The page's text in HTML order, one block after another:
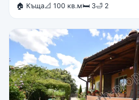
🏠 Къща📐 100 кв.м🛏 3🛁 2